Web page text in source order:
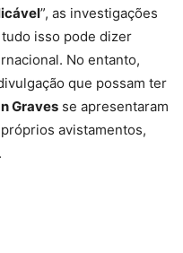
”, as investigações
isso pode dizer
No entanto,
que possam ter
Graves se apresentaram
avistamentos,